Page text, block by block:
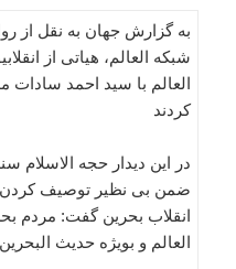
به گزارش جهان به نقل از
شبکه العالم، هیاتی از
العالم با سید احمد سادات
کردند
در این دیدار حجه الاسلام
ضمن بی نظیر توصیف کردن
انقلاب بحرین گفت: مردم
العالم و بویژه حدیث